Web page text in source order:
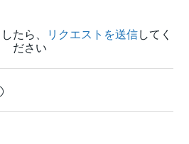
たら、 リクエストを送信してく
ださい